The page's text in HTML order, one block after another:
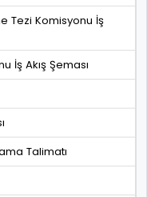
Tezi Komisyonu İş
İş Akış Şeması
Talimatı